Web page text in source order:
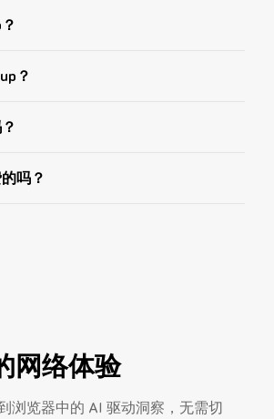
？
吗？
网络体验
浏览器中的 AI 驱动洞察，无需切